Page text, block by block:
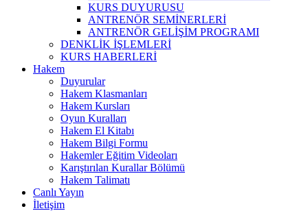
KURS DUYURUSU
ANTRENÖR SEMİNERLERİ
ANTRENÖR GELİŞİM PROGRAMI
DENKLİK İŞLEMLERİ
KURS HABERLERİ
Hakem
Duyurular
Hakem Klasmanları
Hakem Kursları
Oyun Kuralları
Hakem El Kitabı
Hakem Bilgi Formu
Hakemler Eğitim Videoları
Karıştırılan Kurallar Bölümü
Hakem Talimatı
Canlı Yayın
İletişim